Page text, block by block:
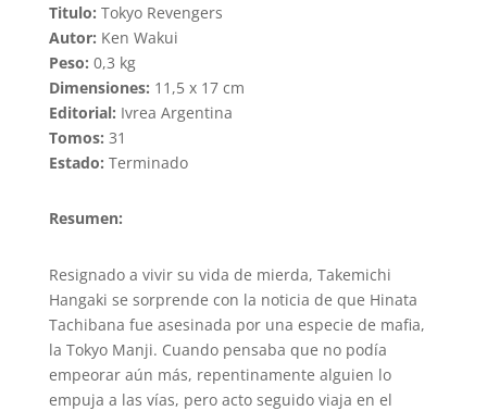
Titulo: Tokyo Revengers
Autor: Ken Wakui
Peso: 0,3 kg
Dimensiones: 11,5 x 17 cm
Editorial: Ivrea Argentina
Tomos: 31
Estado: Terminado
Resumen:
Resignado a vivir su vida de mierda, Takemichi
Hangaki se sorprende con la noticia de que Hinata
Tachibana fue asesinada por una especie de mafia,
la Tokyo Manji. Cuando pensaba que no podía
empeorar aún más, repentinamente alguien lo
empuja a las vías, pero acto seguido viaja en el